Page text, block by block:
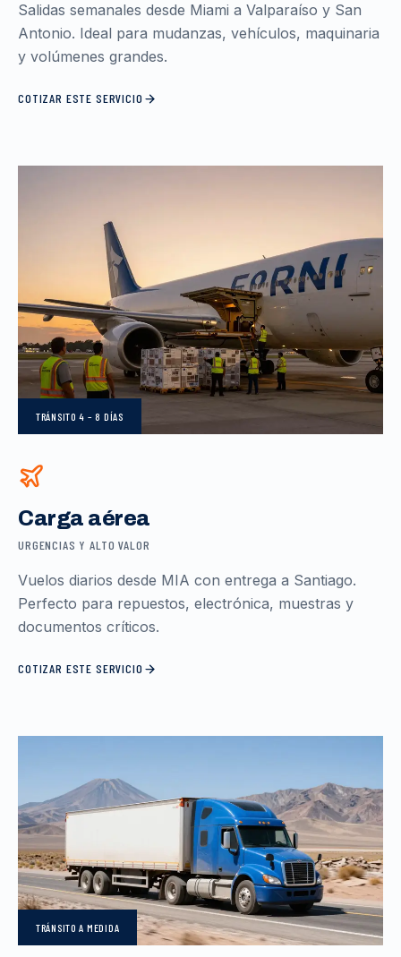
Salidas semanales desde Miami a Valparaíso y San
Antonio. Ideal para mudanzas, vehículos, maquinaria
y volúmenes grandes.
COTIZAR ESTE SERVICIO
TRÁNSITO4 – 8 DÍAS
Carga aérea
URGENCIAS Y ALTO VALOR
Vuelos diarios desde MIA con entrega a Santiago.
Perfecto para repuestos, electrónica, muestras y
documentos críticos.
COTIZAR ESTE SERVICIO
TRÁNSITOA MEDIDA